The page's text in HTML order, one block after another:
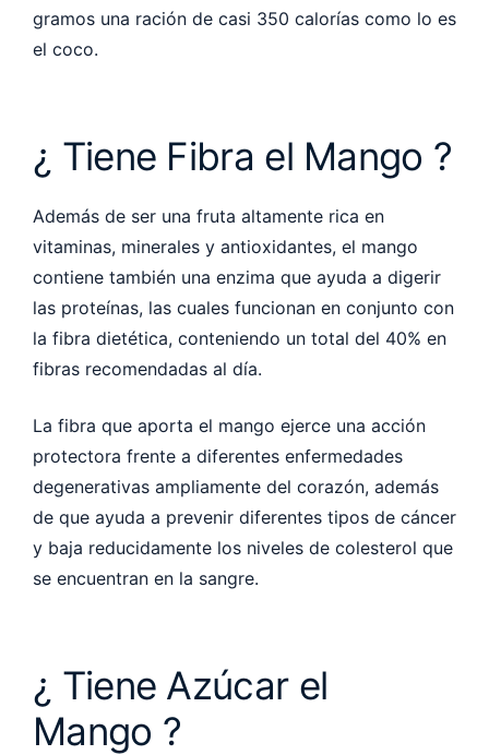
gramos una ración de casi 350 calorías como lo es
el coco.
¿ Tiene Fibra el Mango ?
Además de ser una fruta altamente rica en
vitaminas, minerales y antioxidantes, el mango
contiene también una enzima que ayuda a digerir
las proteínas, las cuales funcionan en conjunto con
la fibra dietética, conteniendo un total del 40% en
fibras recomendadas al día.
La fibra que aporta el mango ejerce una acción
protectora frente a diferentes enfermedades
degenerativas ampliamente del corazón, además
de que ayuda a prevenir diferentes tipos de cáncer
y baja reducidamente los niveles de colesterol que
se encuentran en la sangre.
¿ Tiene Azúcar el
Mango ?